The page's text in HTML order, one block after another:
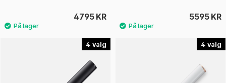
4795 KR 5595 KR
4 4